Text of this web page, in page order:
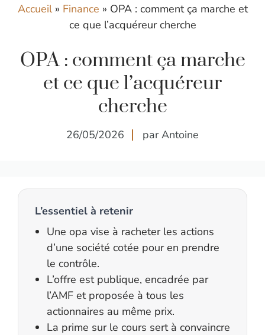
Accueil» Finance » OPA : comment ça marche et
ce que l’acquéreur cherche
OPA : comment ça marche
et ce que l’acquéreur
cherche
26/05/2026 par Antoine
L’essentiel à retenir
Une opa vise à racheter les actions
d’une société cotée pour en prendre
le contrôle.
L’offre est publique, encadrée par
l’AMF et proposée à tous les
actionnaires au même prix.
La prime sur le cours sert à convaincre